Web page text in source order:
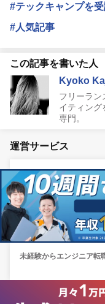
#テックキャンプを
#人気記事
この記事を書いた人
Kyoko
フリーラン
イティング
専門。
運営サービス
未経験からエンジニア転